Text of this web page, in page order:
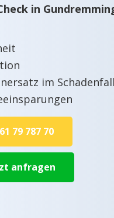
in
im Schadenfall
79 787 70
anfragen